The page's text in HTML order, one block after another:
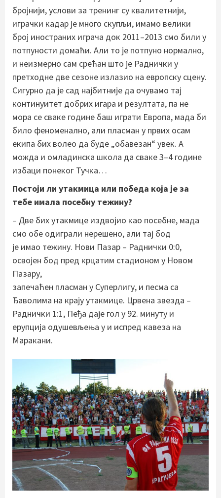
бројнији, услови за тренинг су квалитетнији,
играчки кадар је много скупљи, имамо велики
број иностраних играча док 2011–2013 смо били у
потпуности домаћи. Али то је потпуно нормално,
и неизмерно сам срећан што је Раднички у
претходне две сезоне излазио на европску сцену.
Сигурно да је сад најбитније да очувамо тај
континуитет добрих игара и резултата, па не
мора се сваке године баш играти Европа, мада би
било феноменално, али пласман у првих осам
екипа бих волео да буде „обавезан“ увек. А
можда и омладинска школа да сваке 3–4 године
избаци понеког Тучка…
Постоји ли утакмица или победа која је за
тебе имала посебну тежину?
– Две бих утакмице издвојио као посебне, мада
смо обе одиграли нерешено, али тај бод
је имао тежину. Нови Пазар – Раднички 0:0,
освојен бод пред крцатим стадионом у Новом
Пазару,
запечаћен пласман у Суперлигу, и песма са
Ђаволима на крају утакмице. Црвена звезда –
Раднички 1:1, Пеђа даје гол у 92. минуту и
ерупција одушевљења у и испред кавеза на
Маракани.